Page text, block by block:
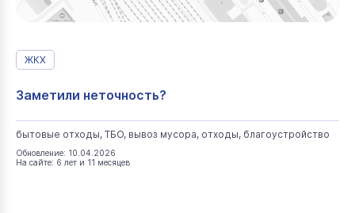
ЖКХ
Заметили неточность?
бытовые отходы, ТБО, вывоз мусора, отходы, благоустройство
Обновление: 10.04.2026
На сайте: 6 лет и 11 месяцев